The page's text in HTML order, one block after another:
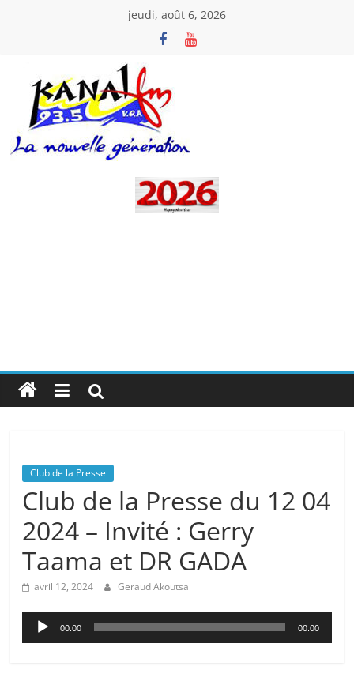
jeudi, août 6, 2026
Kanal
Club de la Presse
Club de la Presse du 12 04
2024 – Invité : Gerry
Taama et DR GADA
avril 12, 2024 Geraud Akoutsa
Lecteur
audio
00:00 00:00